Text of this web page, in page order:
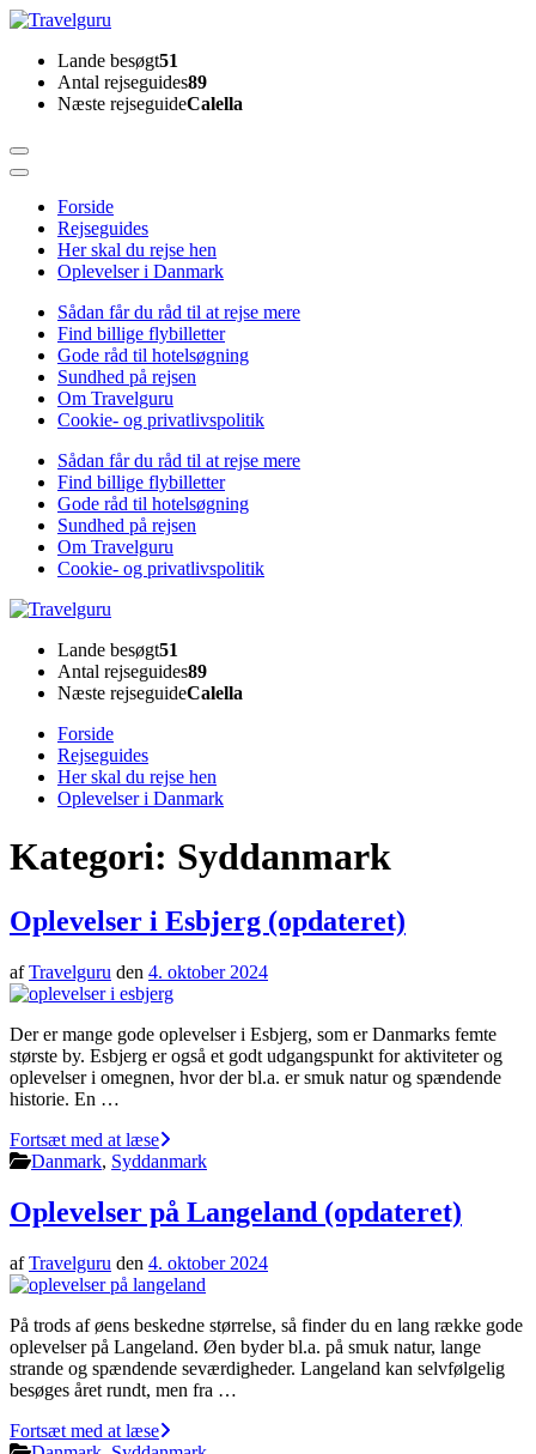
Skip
content
(Press
Enter)
TravelguruLande besøgt51
Antal rejseguides89
Næste rejseguideCalella
Forside
Rejseguides
Her skal du rejse hen
Oplevelser i Danmark
Sådan får du råd til at rejse mere
Find billige flybilletter
Gode råd til hotelsøgning
Sundhed på rejsen
Om Travelguru
Cookie- og privatlivspolitik
Sådan får du råd til at rejse mere
Find billige flybilletter
Gode råd til hotelsøgning
Sundhed på rejsen
Om Travelguru
Cookie- og privatlivspolitik
TravelguruLande besøgt51
Antal rejseguides89
Næste rejseguideCalella
Forside
Rejseguides
Her skal du rejse hen
Oplevelser i Danmark
Kategori: Syddanmark
Oplevelser i Esbjerg (opdateret)
afTravelguru den 4. oktober 2024
Der er mange gode oplevelser i Esbjerg, som er Danmarks femte
største by. Esbjerg er også et godt udgangspunkt for aktiviteter og
oplevelser i omegnen, hvor der bl.a. er smuk natur og spændende
historie. En …
Fortsæt med at læse
Danmark, Syddanmark
Oplevelser på Langeland (opdateret)
afTravelguru den 4. oktober 2024
På trods af øens beskedne størrelse, så finder du en lang række gode
oplevelser på Langeland. Øen byder bl.a. på smuk natur, lange
strande og spændende seværdigheder. Langeland kan selvfølgelig
besøges året rundt, men fra …
Fortsæt med at læse